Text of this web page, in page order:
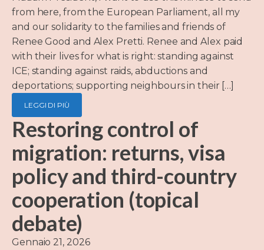
from here, from the European Parliament, all my
and our solidarity to the families and friends of
Renee Good and Alex Pretti. Renee and Alex paid
with their lives for what is right: standing against
ICE; standing against raids, abductions and
deportations; supporting neighbours in their […]
LEGGI DI PIÙ
Restoring control of
migration: returns, visa
policy and third-country
cooperation (topical
debate)
Gennaio 21, 2026